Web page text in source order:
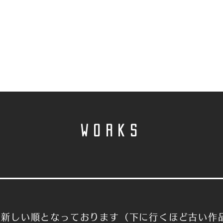
WORKS
しい順となっております（下に行くほど古い作